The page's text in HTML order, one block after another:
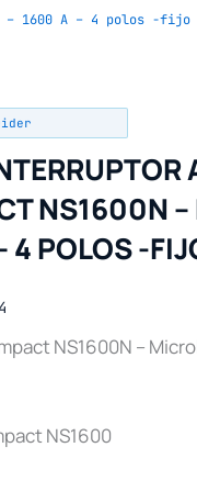
– 1600 A – 4 polos -fijo
NS1600N
4 POLOS -
NS1600N –
NS1600